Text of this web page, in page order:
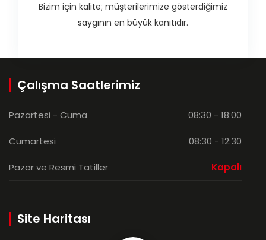
Bizim için kalite; müşterilerimize gösterdiğimiz
saygının en büyük kanıtıdır.
Çalışma Saatlerimiz
Pazartesi - Cuma 08:30 - 18:00
Cumartesi 08:30 - 12:30
Pazar ve Resmi Tatiller Kapalı
Site Haritası